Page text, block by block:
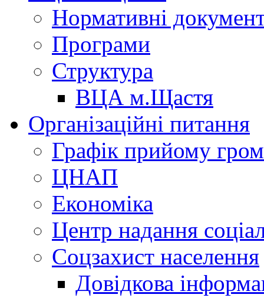
Нормативні
Програми
Структура
ВЦА м.Щастя
Організаційні питання
Графік прийому
ЦНАП
Економіка
Центр надання
Соцзахист населення
Довідкова